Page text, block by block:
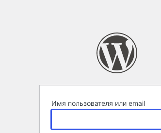
Имя пользователя или email